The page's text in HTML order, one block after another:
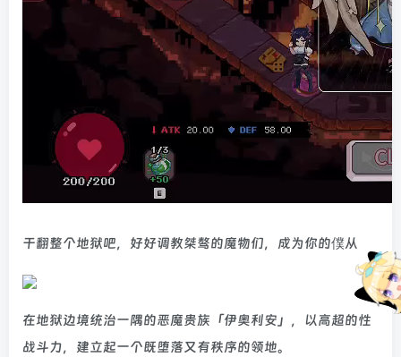
干翻整个地狱吧，好好调教桀骜的魔物们，成为你的僕从
在地狱边境统治一隅的恶魔贵族「伊奥利安」，以高超的性
战斗力，建立起一个既堕落又有秩序的领地。